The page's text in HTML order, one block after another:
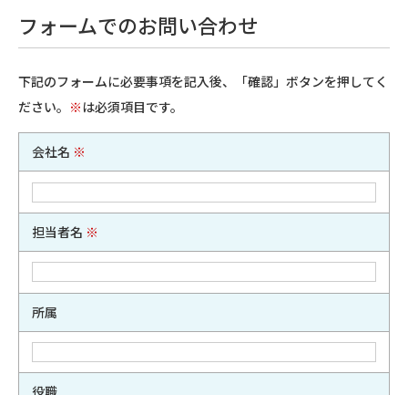
フォームでのお問い合わせ
下記のフォームに必要事項を記入後、「確認」ボタンを押してく
ださい。 ※は必須項目です。
会社名 ※
担当者名 ※
所属